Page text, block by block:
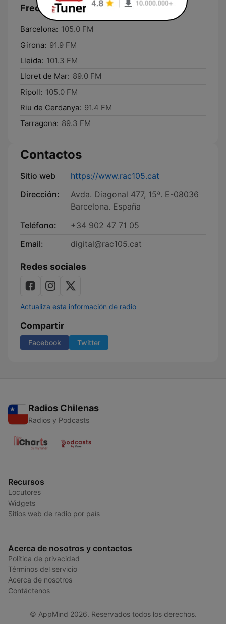
Frecuencias RAC 105:
Barcelona: 105.0 FM
Girona: 91.9 FM
Lleida: 101.3 FM
Lloret de Mar: 89.0 FM
Ripoll: 105.0 FM
Riu de Cerdanya: 91.4 FM
Tarragona: 89.3 FM
Contactos
Sitio web
https://www.rac105.cat
Dirección:
Avda. Diagonal 477, 15ª. E-08036
Barcelona. España
Teléfono:
+34 902 47 71 05
Email:
digital@rac105.cat
Redes sociales
Actualiza esta información de radio
Compartir
Facebook Twitter
Radios Chilenas
Radios y Podcasts
Recursos
Locutores
Widgets
Sitios web de radio por país
Acerca de nosotros y contactos
Política de privacidad
Términos del servicio
Acerca de nosotros
Contáctenos
© AppMind 2026. Reservados todos los derechos.